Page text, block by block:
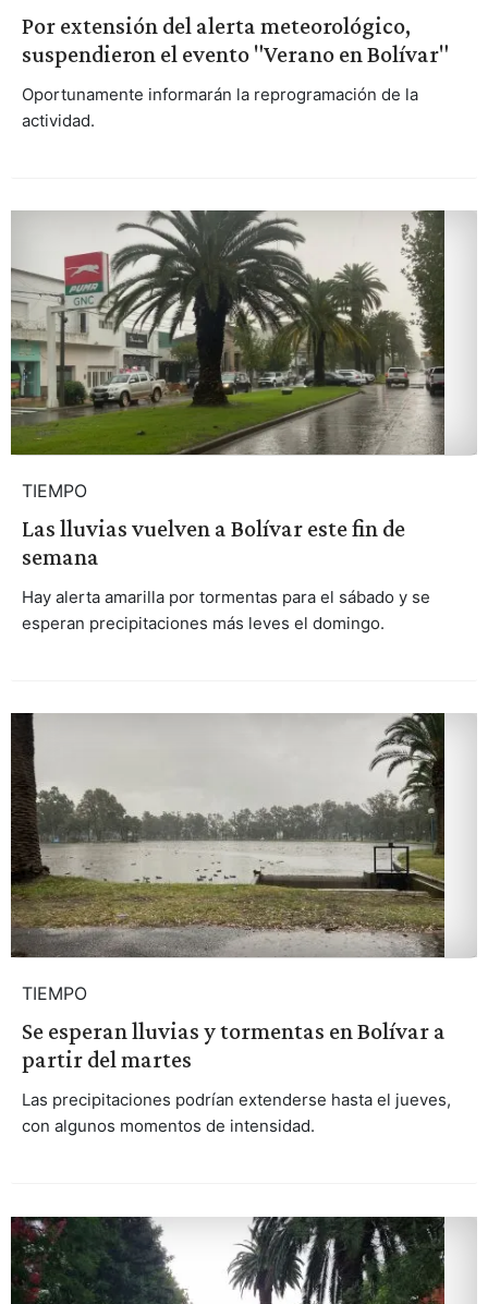
Por extensión del alerta meteorológico,
suspendieron el evento "Verano en Bolívar"
Oportunamente informarán la reprogramación de la
actividad.
TIEMPO
Las lluvias vuelven a Bolívar este fin de
semana
Hay alerta amarilla por tormentas para el sábado y se
esperan precipitaciones más leves el domingo.
TIEMPO
Se esperan lluvias y tormentas en Bolívar a
partir del martes
Las precipitaciones podrían extenderse hasta el jueves,
con algunos momentos de intensidad.